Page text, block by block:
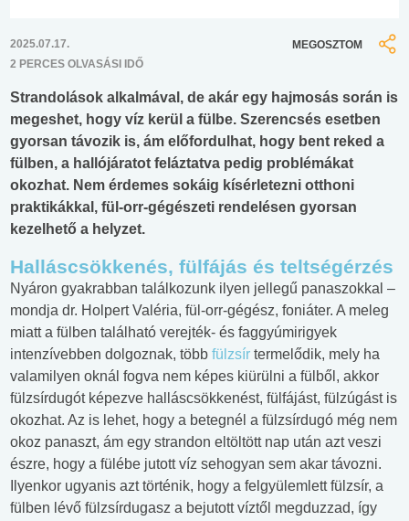
2025.07.17.
2 PERCES OLVASÁSI IDŐ
MEGOSZTOM
Strandolások alkalmával, de akár egy hajmosás során is
megeshet, hogy víz kerül a fülbe. Szerencsés esetben
gyorsan távozik is, ám előfordulhat, hogy bent reked a
fülben, a hallójáratot feláztatva pedig problémákat
okozhat. Nem érdemes sokáig kísérletezni otthoni
praktikákkal, fül-orr-gégészeti rendelésen gyorsan
kezelhető a helyzet.
Halláscsökkenés, fülfájás és teltségérzés
Nyáron gyakrabban találkozunk ilyen jellegű panaszokkal –
mondja dr. Holpert Valéria, fül-orr-gégész, foniáter. A meleg
miatt a fülben található verejték- és faggyúmirigyek
intenzívebben dolgoznak, több fülzsír termelődik, mely ha
valamilyen oknál fogva nem képes kiürülni a fülből, akkor
fülzsírdugót képezve halláscsökkenést, fülfájást, fülzúgást is
okozhat. Az is lehet, hogy a betegnél a fülzsírdugó még nem
okoz panaszt, ám egy strandon eltöltött nap után azt veszi
észre, hogy a fülébe jutott víz sehogyan sem akar távozni.
Ilyenkor ugyanis azt történik, hogy a felgyülemlett fülzsír, a
fülben lévő fülzsírdugasz a bejutott víztől megduzzad, így